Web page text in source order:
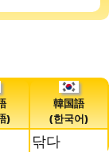
)
韓国語
(한국어)
닦다